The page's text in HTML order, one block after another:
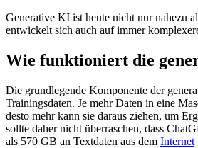
Generative KI ist heute nicht nur nahezu
entwickelt sich auch auf immer
Wie funktioniert die
Die grundlegende Komponente der
Trainingsdaten. Je mehr Daten in eine
desto mehr kann sie daraus ziehen, um
sollte daher nicht überraschen, dass
als 570 GB an Textdaten aus dem Internet